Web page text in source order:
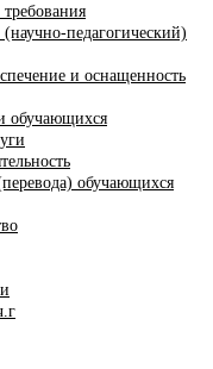
педагогический)
и оснащенность
обучающихся
обучающихся